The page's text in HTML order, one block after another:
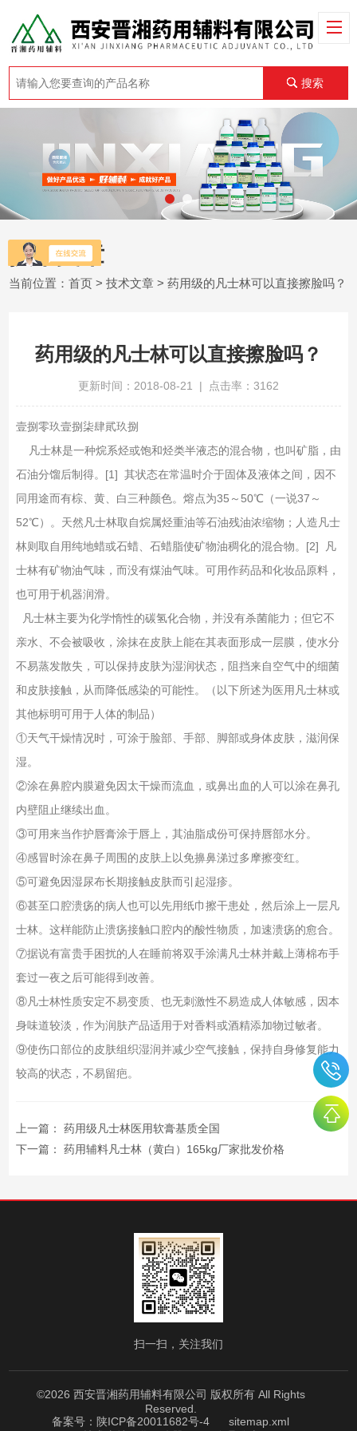
搜索
技术文章
当前位置：首页 >技术文章 > 药用级的凡士林可以直接擦脸吗？
药用级的凡士林可以直接擦脸吗？
更新时间：2018-08-21 | 点击率：3162
壹捌零玖壹捌柒肆貮玖捌
凡士林是一种烷系烃或饱和烃类半液态的混合物，也叫矿脂，由
石油分馏后制得。[1] 其状态在常温时介于固体及液体之间，因不
同用途而有棕、黄、白三种颜色。熔点为35～50℃（一说37～
52℃）。天然凡士林取自烷属烃重油等石油残油浓缩物；人造凡士
林则取自用纯地蜡或石蜡、石蜡脂使矿物油稠化的混合物。[2] 凡
士林有矿物油气味，而没有煤油气味。可用作药品和化妆品原料，
也可用于机器润滑。
凡士林主要为化学惰性的碳氢化合物，并没有杀菌能力；但它不
亲水、不会被吸收，涂抹在皮肤上能在其表面形成一层膜，使水分
不易蒸发散失，可以保持皮肤为湿润状态，阻挡来自空气中的细菌
和皮肤接触，从而降低感染的可能性。（以下所述为医用凡士林或
其他标明可用于人体的制品）
①天气干燥情况时，可涂于脸部、手部、脚部或身体皮肤，滋润保
湿。
②涂在鼻腔内膜避免因太干燥而流血，或鼻出血的人可以涂在鼻孔
内壁阻止继续出血。
③可用来当作护唇膏涂于唇上，其油脂成份可保持唇部水分。
④感冒时涂在鼻子周围的皮肤上以免擤鼻涕过多摩擦变红。
⑤可避免因湿尿布长期接触皮肤而引起湿疹。
⑥甚至口腔溃疡的病人也可以先用纸巾擦干患处，然后涂上一层凡
士林。这样能防止溃疡接触口腔内的酸性物质，加速溃疡的愈合。
⑦据说有富贵手困扰的人在睡前将双手涂满凡士林并戴上薄棉布手
套过一夜之后可能得到改善。
⑧凡士林性质安定不易变质、也无刺激性不易造成人体敏感，因本
身味道较淡，作为润肤产品适用于对香料或酒精添加物过敏者。
⑨使伤口部位的皮肤组织湿润并减少空气接触，保持自身修复能力
较高的状态，不易留疤。
上一篇： 药用级凡士林医用软膏基质全国
下一篇： 药用辅料凡士林（黄白）165kg厂家批发价格
扫一扫，关注我们
©2026 西安晋湘药用辅料有限公司 版权所有 All Rights
Reserved.
备案号：陕ICP备20011682号-4
sitemap.xml